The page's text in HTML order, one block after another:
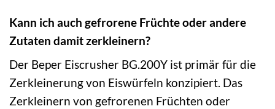
Kann ich auch gefrorene Früchte oder andere
Zutaten damit zerkleinern?
Der Beper Eiscrusher BG.200Y ist primär für die
Zerkleinerung von Eiswürfeln konzipiert. Das
Zerkleinern von gefrorenen Früchten oder